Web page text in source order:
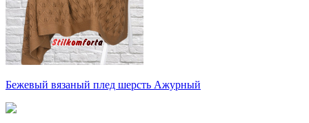
Бежевый вязаный плед шерсть Ажурный